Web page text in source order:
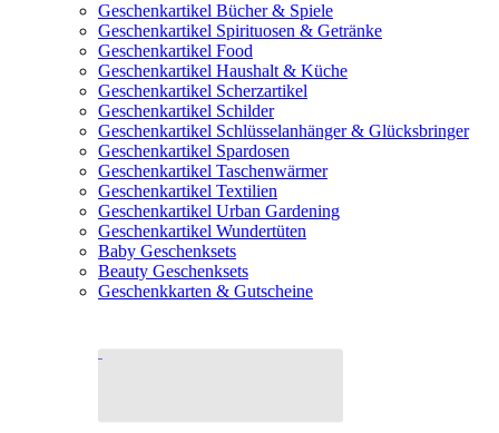
Geschenkartikel Bücher & Spiele
Geschenkartikel Spirituosen & Getränke
Geschenkartikel Food
Geschenkartikel Haushalt & Küche
Geschenkartikel Scherzartikel
Geschenkartikel Schilder
Geschenkartikel Schlüsselanhänger & Glücksbringer
Geschenkartikel Spardosen
Geschenkartikel Taschenwärmer
Geschenkartikel Textilien
Geschenkartikel Urban Gardening
Geschenkartikel Wundertüten
Baby Geschenksets
Beauty Geschenksets
Geschenkkarten & Gutscheine